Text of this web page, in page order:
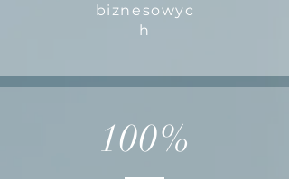
biznesowyc
h
100%